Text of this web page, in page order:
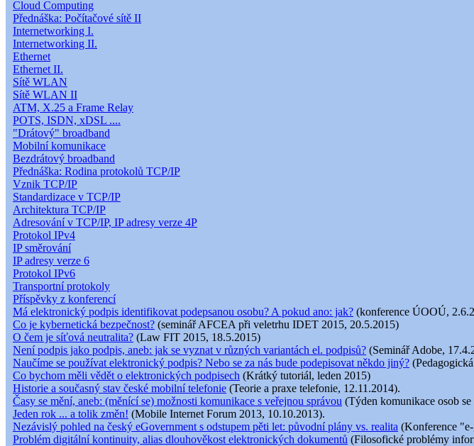
Cloud Computing
Přednáška: Počítačové sítě II
Internetworking I.
Internetworking II.
Ethernet
Ethernet II.
Sítě WLAN
Sítě WLAN II
ATM, X.25 a Frame Relay
POTS, ISDN, xDSL ....
"Drátový" broadband
Mobilní komunikace
Bezdrátový broadband
Přednáška: Rodina protokolů TCP/IP
Vznik TCP/IP
Standardizace v TCP/IP
Architektura TCP/IP
Adresování v TCP/IP, IP adresy verze 4P
Protokol IPv4
IP směrování
IP adresy verze 6
Protokol IPv6
Transportní protokoly
Příspěvky z konferencí
Má elektronický podpis identifikovat podepsanou osobu? A pokud ano: jak? (konference ÚOOÚ,
Co je kybernetická bezpečnost? (seminář AFCEA při veletrhu IDET 2015, 20.5.2015)
O čem je síťová neutralita? (Law FIT 2015, 18.5.2015)
Není podpis jako podpis, aneb: jak se vyznat v různých variantách el. podpisů? (Seminář Adobe,
Naučíme se používat elektronický podpis? Nebo se za nás bude podepisovat někdo jiný?
Co bychom měli vědět o elektronických podpisech (Krátký tutoriál, leden 2015)
Historie a současný stav české mobilní telefonie (Teorie a praxe telefonie, 12.11.2014).
Časy se mění, aneb: (měnící se) možnosti komunikace s veřejnou správou (Týden komunikace osob
Jeden rok ... a tolik změn! (Mobile Internet Forum 2013, 10.10.2013).
Nezávislý pohled na český eGovernment s odstupem pěti let: původní plány vs. realita (Konference
Problém digitální kontinuity, alias dlouhověkost elektronických dokumentů (Filosofické problémy